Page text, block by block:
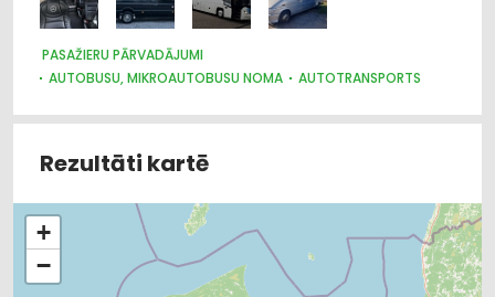
PASAŽIERU PĀRVADĀJUMI
AUTOBUSU, MIKROAUTOBUSU NOMA
AUTOTRANSPORTS
Rezultāti kartē
+
−